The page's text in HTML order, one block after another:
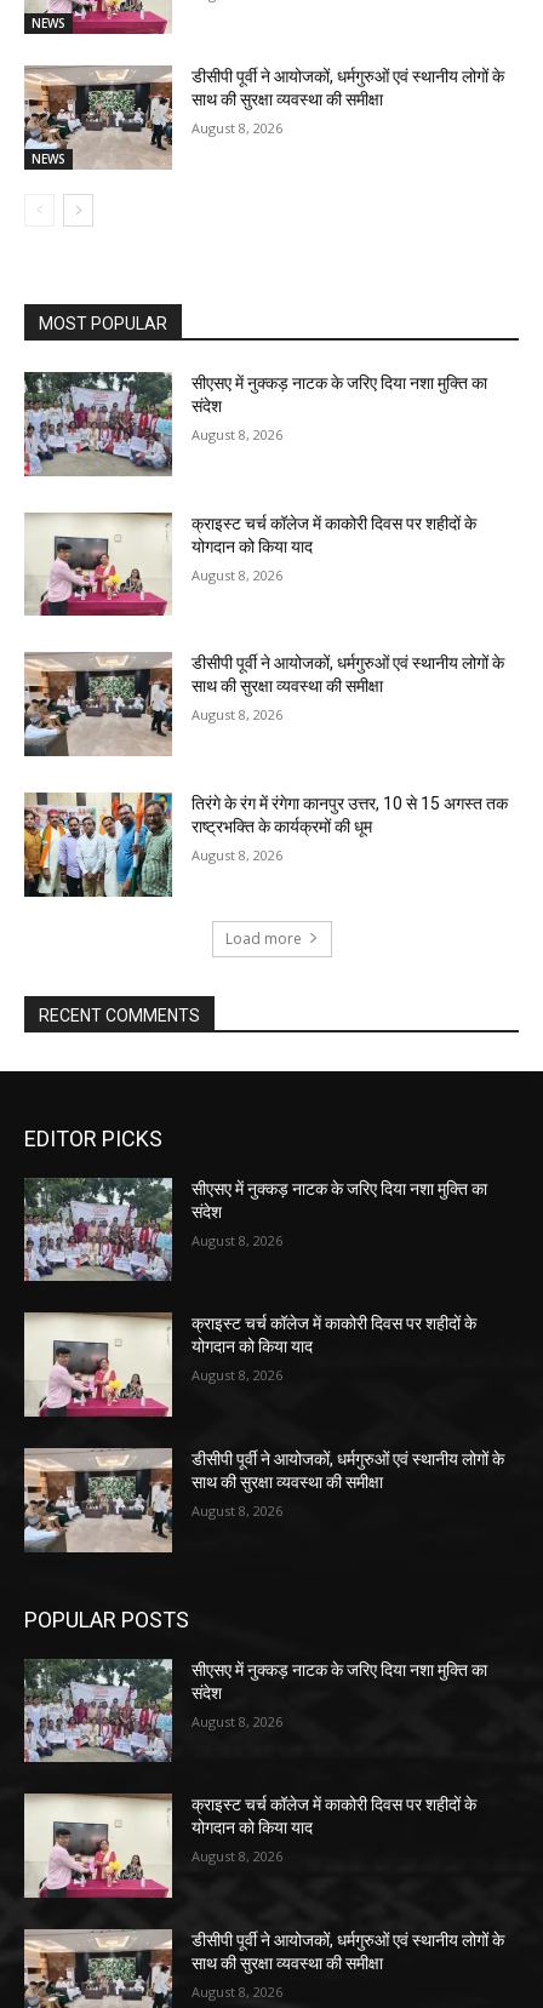
NEWS
NEWS
डीसीपी पूर्वी ने आयोजकों, धर्मगुरुओं एवं स्थानीय लोगों के
साथ की सुरक्षा व्यवस्था की समीक्षा
August 8, 2026
MOST POPULAR
सीएसए में नुक्कड़ नाटक के जरिए दिया नशा मुक्ति का
संदेश
August 8, 2026
क्राइस्ट चर्च कॉलेज में काकोरी दिवस पर शहीदों के
योगदान को किया याद
August 8, 2026
डीसीपी पूर्वी ने आयोजकों, धर्मगुरुओं एवं स्थानीय लोगों के
साथ की सुरक्षा व्यवस्था की समीक्षा
August 8, 2026
तिरंगे के रंग में रंगेगा कानपुर उत्तर, 10 से 15 अगस्त तक
राष्ट्रभक्ति के कार्यक्रमों की धूम
August 8, 2026
Load more
RECENT COMMENTS
EDITOR PICKS
सीएसए में नुक्कड़ नाटक के जरिए दिया नशा मुक्ति का
संदेश
August 8, 2026
क्राइस्ट चर्च कॉलेज में काकोरी दिवस पर शहीदों के
योगदान को किया याद
August 8, 2026
डीसीपी पूर्वी ने आयोजकों, धर्मगुरुओं एवं स्थानीय लोगों के
साथ की सुरक्षा व्यवस्था की समीक्षा
August 8, 2026
POPULAR POSTS
सीएसए में नुक्कड़ नाटक के जरिए दिया नशा मुक्ति का
संदेश
August 8, 2026
क्राइस्ट चर्च कॉलेज में काकोरी दिवस पर शहीदों के
योगदान को किया याद
August 8, 2026
डीसीपी पूर्वी ने आयोजकों, धर्मगुरुओं एवं स्थानीय लोगों के
साथ की सुरक्षा व्यवस्था की समीक्षा
August 8, 2026